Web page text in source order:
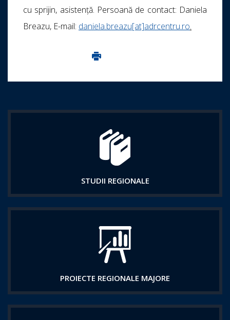
cu sprijin, asistență. Persoană de contact: Daniela
Breazu, E-mail: daniela.breazu[at]adrcentru.ro.
Imprima aceasta pagina
STUDII REGIONALE
PROIECTE REGIONALE MAJORE